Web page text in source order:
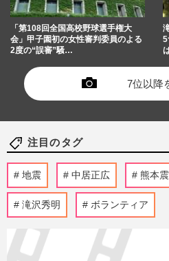
「第108回全国高校野球選手権大
会」甲子園初の女性審判委員のよる
2度の“誤審”騒…
5
7位以降
注目のタグ
地震 中居正広 熊本
滝沢秀明 ボランティア